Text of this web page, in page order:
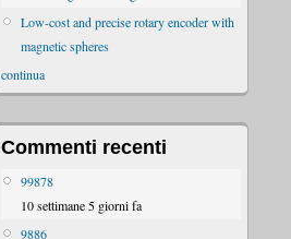
Low-cost and precise rotary encoder with
magnetic spheres
continua
Commenti recenti
99878
10 settimane 5 giorni fa
9886